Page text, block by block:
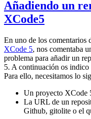
Añadiendo un
XCode5
En uno de los comentarios
XCode 5, nos comentaba
problema para añadir un
5. A continuación os
Para ello, necesitamos lo
Un proyecto XCode
La URL de un
Github, gitolite o el